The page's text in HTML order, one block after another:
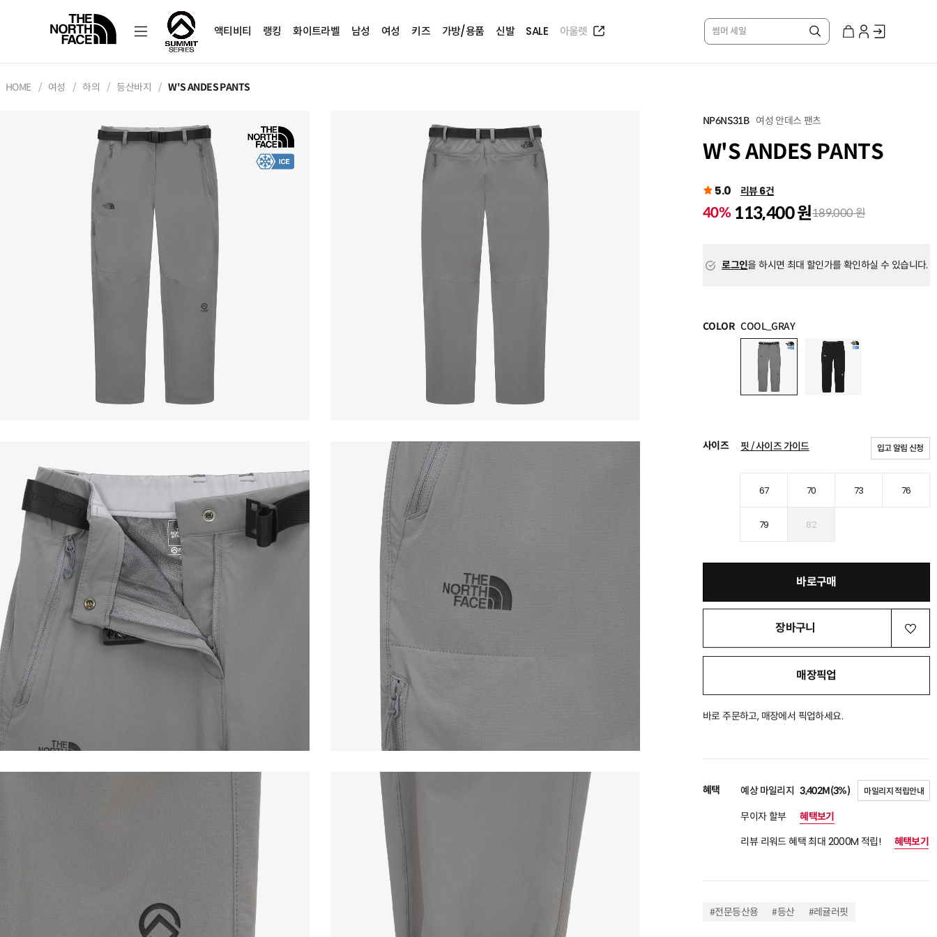
액티비티 랭킹 화이트라벨 남성 여성 키즈 가방/용품 신발 SALE 아울렛 썸머 세일
HOME 여성 하의 등산바지 W'S ANDES PANTS
NP6NS31B 여성 안데스 팬츠
W'S ANDES PANTS
5.0 리뷰 6건
40% 113,400 원189,000 원
로그인을 하시면 최대 할인가를 확인하실 수 있습니다.
COLOR COOL_GRAY
사이즈 핏 / 사이즈 가이드 입고 알림 신청
67 70 73 76
79 82
바로구매
장바구니
매장픽업
바로 주문하고, 매장에서 픽업하세요.
혜택 예상 마일리지 3,402M(3%) 마일리지 적립안내
무이자 할부
혜택보기
리뷰 리워드 혜택 최대 2000M 적립!
혜택보기
#전문등산용 #등산 #레귤러핏